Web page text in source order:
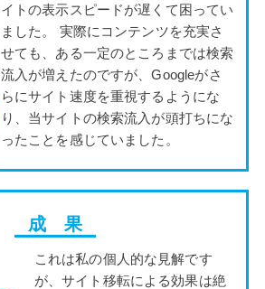
イトの表示スピードが遅くて困ってい
ました。 実際にコンテンツを充実さ
せても、ある一定のところまでは検索
流入が増えたのですが、Googleがさ
らにサイト速度を重視するようにな
り、当サイトの検索流入が頭打ちにな
ったことを感じていました。
成 果
これは私の個人的な見解です
が、サイト移転による効果は絶